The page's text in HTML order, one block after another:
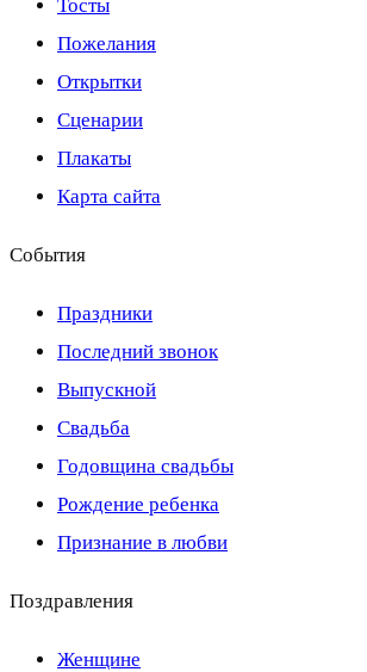
Тосты
Пожелания
Открытки
Сценарии
Плакаты
Карта сайта
События
Праздники
Последний звонок
Выпускной
Свадьба
Годовщина свадьбы
Рождение ребенка
Признание в любви
Поздравления
Женщине